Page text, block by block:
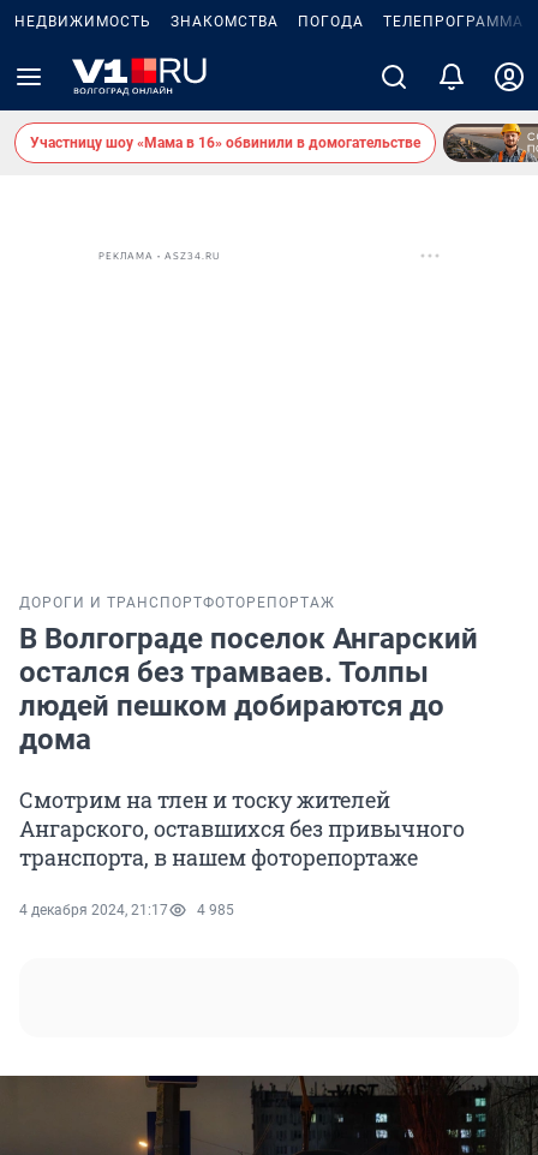
НЕДВИЖИМОСТЬ ЗНАКОМСТВА ПОГОДА ТЕЛЕПРОГРАММА
Участницу шоу «Мама в 16» обвинили в домогательстве
РЕКЛАМА • ASZ34.RU
ДОРОГИ И ТРАНСПОРТФОТОРЕПОРТАЖ
В Волгограде поселок Ангарский
остался без трамваев. Толпы
людей пешком добираются до
дома
Смотрим на тлен и тоску жителей
Ангарского, оставшихся без привычного
транспорта, в нашем фоторепортаже
4 декабря 2024, 21:17 4 985